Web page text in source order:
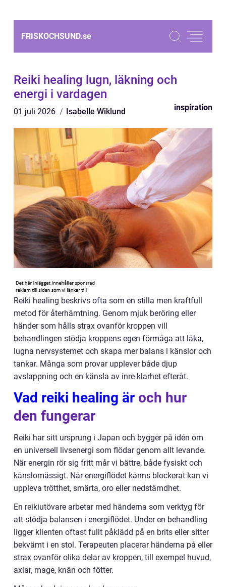
FRISKOCHSUND.se
Reiki healing lugn, läkning och
energi i vardagen
01 juli 2026 Isabelle Wiklund inspiration
Reiki healing beskrivs ofta som en stilla men kraftfull
metod för återhämtning. Genom mjuk beröring eller
händer som hålls strax ovanför kroppen vill
behandlingen stödja kroppens egen förmåga att läka,
lugna nervsystemet och skapa mer balans i känslor och
tankar. Många som provar upplever både djup
avslappning och en känsla av inre klarhet efteråt.
Vad reiki healing är och hur
den fungerar
Reiki har sitt ursprung i Japan och bygger på idén om
en universell livsenergi som flödar genom allt levande.
När energin rör sig fritt mår vi bättre, både fysiskt och
känslomässigt. När energiflödet känns blockerat kan vi
uppleva trötthet, smärta, oro eller nedstämdhet.
En reikiutövare arbetar med händerna som verktyg för
att stödja balansen i energiflödet. Under en behandling
ligger klienten oftast fullt påklädd på en brits eller sitter
bekvämt i en stol. Terapeuten placerar händerna på eller
strax ovanför olika delar av kroppen, till exempel huvud,
axlar, mage, knän och fötter.